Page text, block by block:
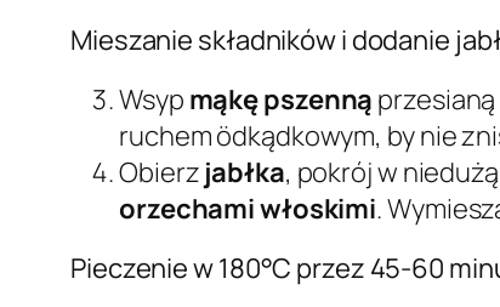
Mieszanie składników i dodanie
Wsyp mąkę pszenną przesianą
ruchem ödkądkowym, by nie
Obierz jabłka, pokrój w niedużą
orzechami włoskimi.
Pieczenie w 180°C przez 45-60